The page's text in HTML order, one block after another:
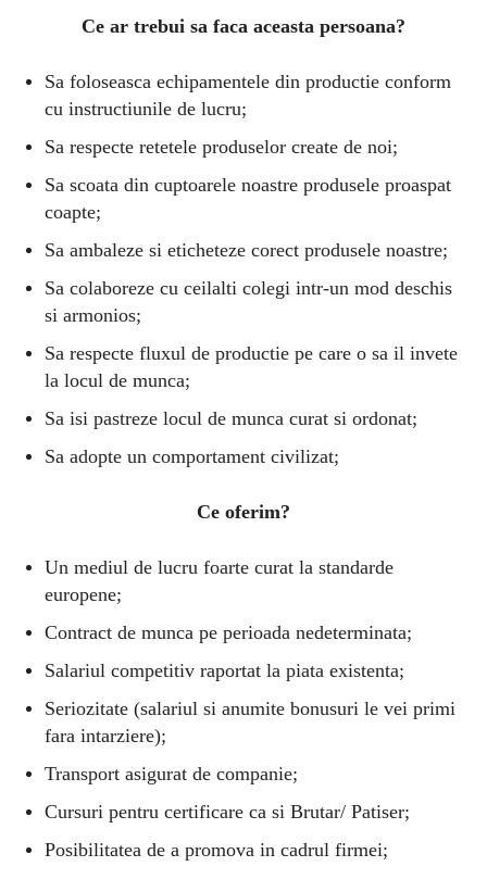
Ce ar trebui sa faca aceasta persoana?
Sa foloseasca echipamentele din productie conform
cu instructiunile de lucru;
Sa respecte retetele produselor create de noi;
Sa scoata din cuptoarele noastre produsele proaspat
coapte;
Sa ambaleze si eticheteze corect produsele noastre;
Sa colaboreze cu ceilalti colegi intr-un mod deschis
si armonios;
Sa respecte fluxul de productie pe care o sa il invete
la locul de munca;
Sa isi pastreze locul de munca curat si ordonat;
Sa adopte un comportament civilizat;
Ce oferim?
Un mediul de lucru foarte curat la standarde
europene;
Contract de munca pe perioada nedeterminata;
Salariul competitiv raportat la piata existenta;
Seriozitate (salariul si anumite bonusuri le vei primi
fara intarziere);
Transport asigurat de companie;
Cursuri pentru certificare ca si Brutar/ Patiser;
Posibilitatea de a promova in cadrul firmei;